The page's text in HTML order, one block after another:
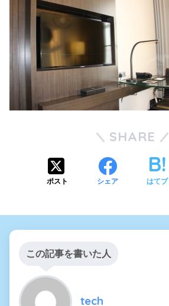
SHARE
ポスト シェア はてブ
この記事を書いた人
tech